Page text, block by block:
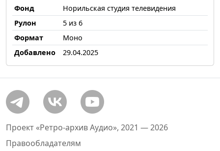
Фонд
Норильская студия телевидения
Рулон
5 из 6
Формат
Моно
Добавлено
29.04.2025
Проект «Ретро-архив Аудио», 2021 — 2026
Правообладателям